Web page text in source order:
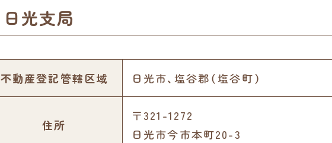
日光支局
不動産登記管轄区域 日光市、塩谷郡（塩谷町）
住所
〒321-1272
日光市今市本町20-3